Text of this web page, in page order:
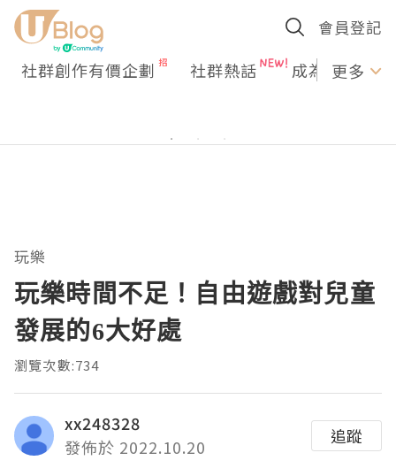
會員登記
社群創作有價企劃 社群熱話 成為U更多
玩樂
玩樂時間不足！自由遊戲對兒童
發展的6大好處
瀏覽次數:734
xx248328
發佈於 2022.10.20
追蹤